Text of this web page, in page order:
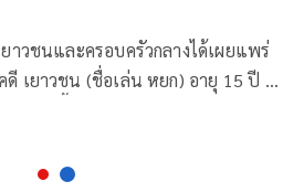
าวชนและครอบครัวกลางได้เผยแพร่
ดี เยาวชน (ชื่อเล่น หยก) อายุ 15 ปี ผู้